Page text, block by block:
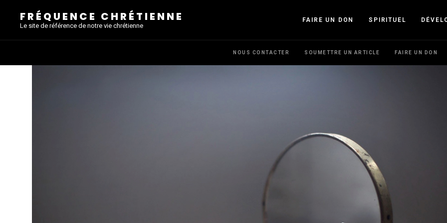
FRÉQUENCE CHRÉTIENNE
Le site de référence de notre vie chrétienne
FAIRE UN DON SPIRITUEL
NOUS CONTACTER SOUMETTRE UN ARTICLE FAIRE UN DON